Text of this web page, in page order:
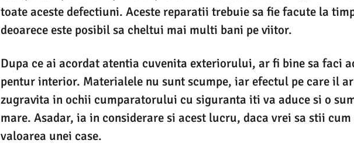
toate aceste defectiuni. Aceste reparatii trebuie sa fie facute la
deoarece este posibil sa cheltui mai multi bani pe viitor.
Dupa ce ai acordat atentia cuvenita exteriorului, ar fi bine sa faci
pentur interior. Materialele nu sunt scumpe, iar efectul pe care il
zugravita in ochii cumparatorului cu siguranta iti va aduce si o
mare. Asadar, ia in considerare si acest lucru, daca vrei sa stii
valoarea unei case.